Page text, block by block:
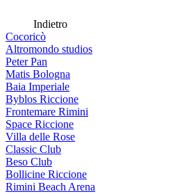
Indietro
Cocoricò
Altromondo studios
Peter Pan
Matis Bologna
Baia Imperiale
Byblos Riccione
Frontemare Rimini
Space Riccione
Villa delle Rose
Classic Club
Beso Club
Bollicine Riccione
Rimini Beach Arena